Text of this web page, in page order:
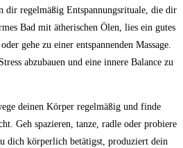
dir regelmäßig Entspannungsrituale,⁣ die dir
Bad mit​ ätherischen Ölen, ⁤lies ein‌ gutes
gehe zu einer entspannenden⁣ Massage.
abzubauen und eine innere Balance zu
deinen Körper regelmäßig ‍und finde‌
Geh spazieren, tanze, radle oder probiere
dich körperlich ​betätigst, produziert dein